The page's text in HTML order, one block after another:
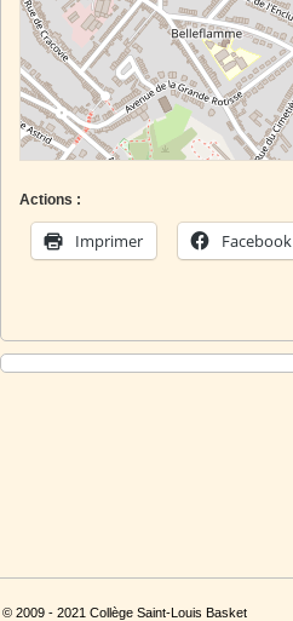
Actions :
Imprimer Facebook
© 2009 - 2021 Collège Saint-Louis Basket